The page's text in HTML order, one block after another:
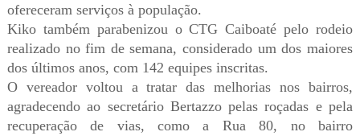
ofereceram serviços à população.
Kiko também parabenizou o CTG Caiboaté pelo rodeio
realizado no fim de semana, considerado um dos maiores
dos últimos anos, com 142 equipes inscritas.
O vereador voltou a tratar das melhorias nos bairros,
agradecendo ao secretário Bertazzo pelas roçadas e pela
recuperação de vias, como a Rua 80, no bairro